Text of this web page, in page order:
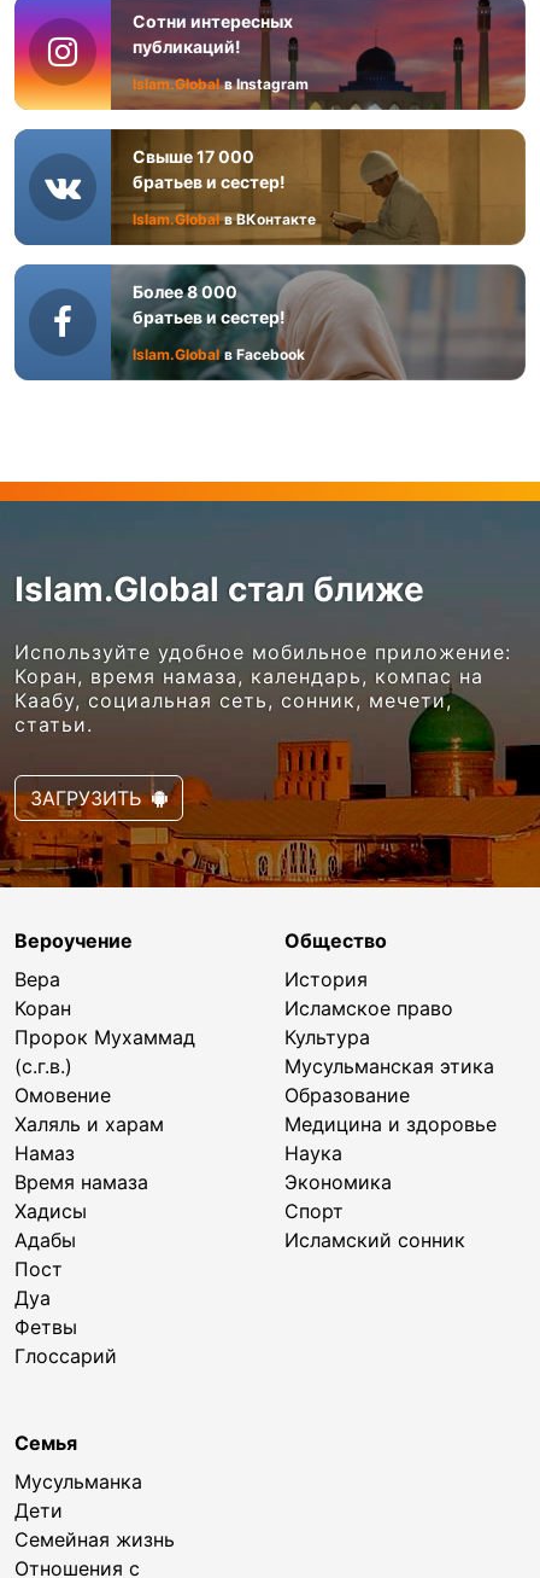
Сотни интересных
публикаций!
Islam.Global в Instagram
Свыше 17 000
братьев и сестер!
Islam.Global в ВКонтакте
Более 8 000
братьев и сестер!
Islam.Global в Facebook
Islam.Global стал ближе
Используйте удобное мобильное приложение:
Коран, время намаза, календарь, компас на
Каабу, социальная сеть, сонник, мечети,
статьи.
ЗАГРУЗИТЬ
Вероучение
Вера
Коран
Пророк Мухаммад
(с.г.в.)
Омовение
Халяль и харам
Намаз
Время намаза
Хадисы
Адабы
Пост
Дуа
Фетвы
Глоссарий
Общество
История
Исламское право
Культура
Мусульманская этика
Образование
Медицина и здоровье
Наука
Экономика
Спорт
Исламский сонник
Семья
Мусульманка
Дети
Семейная жизнь
Отношения с